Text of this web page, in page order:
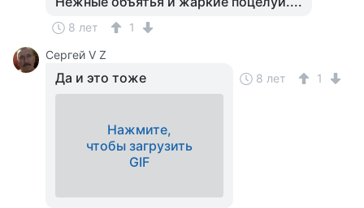
8 лет
1
Сергей V Z
Да и это тоже
Нажмите,
чтобы загрузить
GIF
8 лет 1